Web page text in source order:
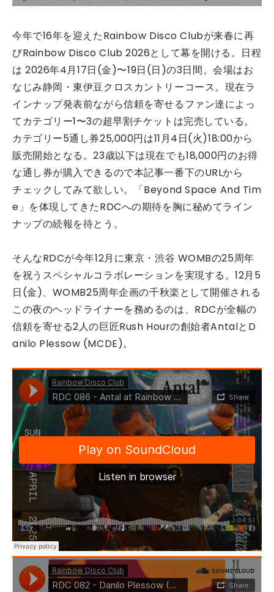
今年で16年を迎えたRainbow Disco Clubが来春に再
びRainbow Disco Club 2026として幕を開ける。日程
は 2026年4月17日(金)〜19日(日)の3日間。会場はお
なじみ静岡・東伊豆クロスカントリーコース。現在ラ
インナップ発表前ながら信頼を寄せるファン達によっ
てカテゴリー1〜3の超早割チケットは完売している。
カテゴリー5通し券25,000円は11月4日(火)18:00から
販売開始となる。23歳以下は現在でも18,000円のお得
な通し券が購入できるので本記事一番下のURLから
チェックしてみて欲しい。「Beyond Space And Tim
e」を体現してきたRDCへの期待を胸に秘めてライン
ナップの続報を待とう。
そんなRDCが今年12月に東京・渋谷 WOMBの25周年
を祝うスペシャルコラボレーションを実現する。12月5
日(金)、WOMB25周年企画の千秋楽として開催される
この夜のヘッドライナーを務めるのは、RDCが全幅の
信頼を寄せる2人の巨匠Rush Hourの創始者AntalとD
anilo Plessow (MCDE)。